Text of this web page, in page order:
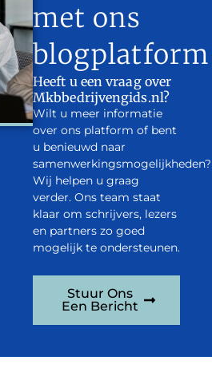
met ons
blogplatform
Heeft u een vraag over
Mkbbedrijvengids.nl?
Wilt u meer informatie
over ons platform of bent
u benieuwd naar
samenwerkingsmogelijkheden?
Wij helpen u graag
verder. Ons team staat
klaar om schrijvers, lezers
en partners zo goed
mogelijk te ondersteunen.
Stuur Ons
Een Bericht